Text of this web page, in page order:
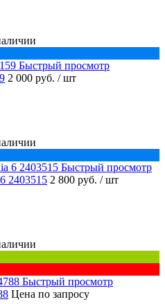
Быстрый просмотр
2 000 руб. / шт
Быстрый просмотр
2403515 2 800 руб. / шт
Быстрый просмотр
Цена по запросу